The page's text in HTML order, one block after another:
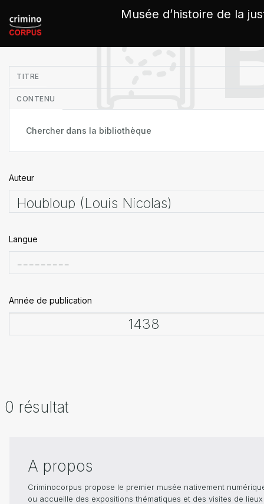
Musée d’histoire de la
TITRE
CONTENU
Auteur
Langue
Année de publication
0 résultat
A propos
Criminocorpus propose le premier musée nativement
ou accueille des expositions thématiques et des visites de
Panneau de gestion des cookies